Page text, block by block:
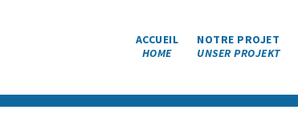
ACCUEIL
HOME
NOTRE PROJET
UNSER PROJEKT